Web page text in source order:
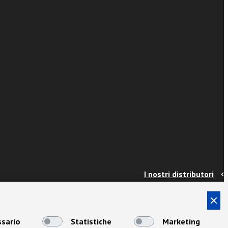
I nostri distributori
Info e spedizioni
Statistiche Marketing